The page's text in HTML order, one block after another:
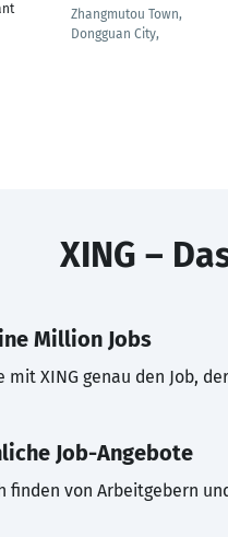
Zhangmutou Town,
Dongguan City,
XING –
Million Jobs
mit XING genau den Job,
Job-Angebote
finden von Arbeitgebern